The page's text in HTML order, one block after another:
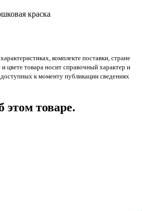
краска
комплекте поставки, стране
цвете товара носит справочный характер и
к моменту публикации сведениях
этом товаре.